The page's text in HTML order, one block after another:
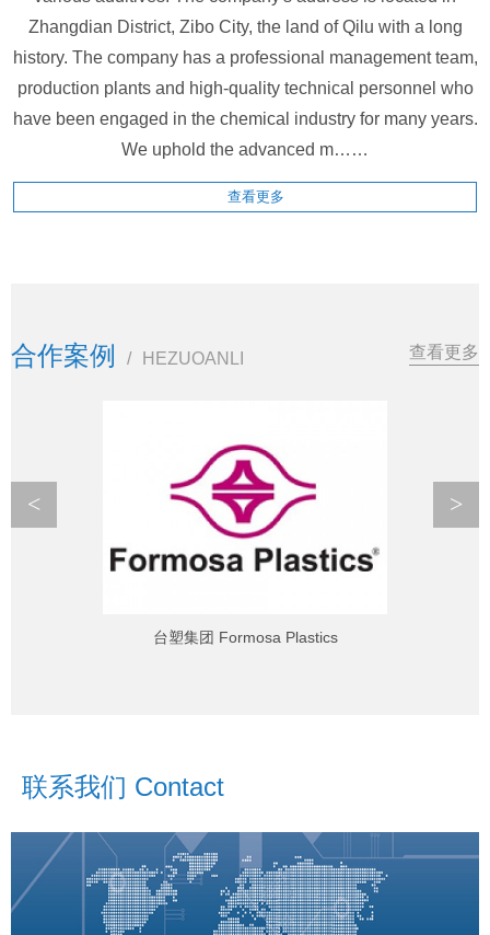
Zhangdian District, Zibo City, the land of Qilu with a long
history. The company has a professional management team,
production plants and high-quality technical personnel who
have been engaged in the chemical industry for many years.
We uphold the advanced m……
查看更多
合作案例 / HEZUOANLI 查看更多
台塑集团 Formosa Plastics
< >
联系我们 Contact